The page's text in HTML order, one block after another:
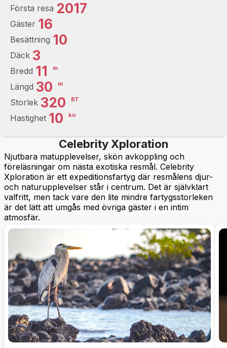
Första resa 2017
Gäster 16
Besättning 10
Däck 3
Bredd 11 m
Längd 30 m
Storlek 320 BT
Hastighet 10 kn
Celebrity Xploration
Njutbara matupplevelser, skön avkoppling och
föreläsningar om nästa exotiska resmål. Celebrity
Xploration är ett expeditionsfartyg där resmålens djur-
och naturupplevelser står i centrum. Det är självklart
valfritt, men tack vare den lite mindre fartygsstorleken
är det lätt att umgås med övriga gäster i en intim
atmosfär.